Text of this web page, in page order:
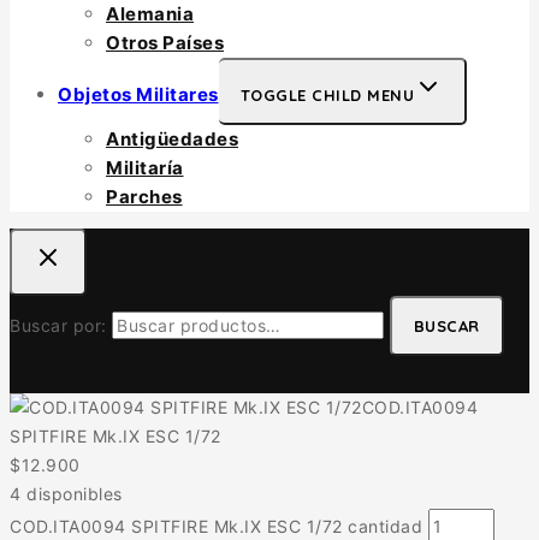
Alemania
Otros Países
Objetos Militares TOGGLE CHILD MENU
Antigüedades
Militaría
Parches
Buscar por: BUSCAR
COD.ITA0094
SPITFIRE Mk.IX ESC 1/72
$12.900
4 disponibles
COD.ITA0094 SPITFIRE Mk.IX ESC 1/72 cantidad